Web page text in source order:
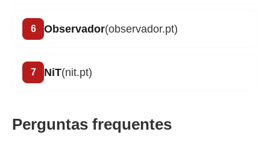
Observador(observador.pt)
NiT(nit.pt)
Perguntas frequentes